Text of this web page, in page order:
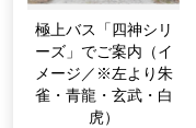
極上バス「四神シリ
ーズ」でご案内（イ
メージ／※左より朱
雀・青龍・玄武・白
虎）